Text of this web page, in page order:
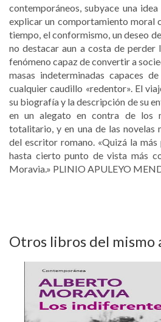
contemporáneos, subyace una
explicar un comportamiento moral
tiempo, el conformismo, un deseo
no destacar aun a costa de
fenómeno capaz de convertir a
masas indeterminadas capaces
cualquier caudillo «redentor». El
su biografía y la descripción de su
en un alegato en contra de los
totalitario, y en una de las novelas
del escritor romano. «Quizá la
hasta cierto punto de vista más
Moravia.» PLINIO APULEYO
Otros libros del mismo